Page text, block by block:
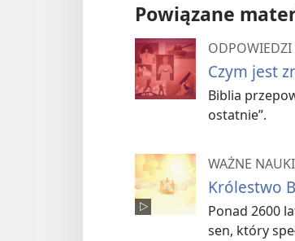
Powiązane
ODPOWIEDZI
Czym jest
Biblia
ostatnie”.
WAŻNE
Królestwo
Ponad 2600
sen, który